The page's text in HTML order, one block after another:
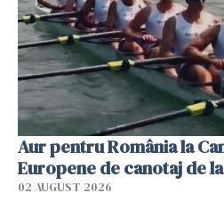
Aur pentru România la
Europene de canotaj de
02 AUGUST 2026